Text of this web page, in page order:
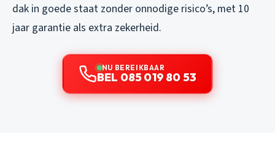
dak in goede staat zonder onnodige risico’s, met 10
jaar garantie als extra zekerheid.
NU BEREIKBAAR
BEL 085 019 80 53